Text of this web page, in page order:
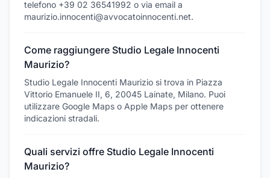
telefono +39 02 36541992 o via email a
maurizio.innocenti@avvocatoinnocenti.net.
Come raggiungere Studio Legale Innocenti
Maurizio?
Studio Legale Innocenti Maurizio si trova in Piazza
Vittorio Emanuele II, 6, 20045 Lainate, Milano. Puoi
utilizzare Google Maps o Apple Maps per ottenere
indicazioni stradali.
Quali servizi offre Studio Legale Innocenti
Maurizio?